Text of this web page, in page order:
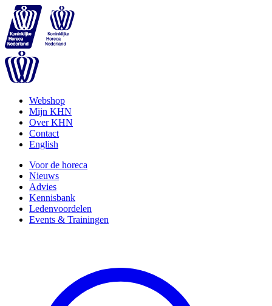
Webshop
Mijn KHN
Over KHN
Contact
English
Voor de horeca
Nieuws
Advies
Kennisbank
Ledenvoordelen
Events & Trainingen